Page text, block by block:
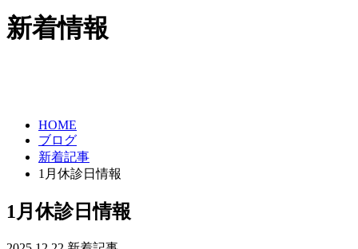
新着情報
HOME
ブログ
新着記事
1月休診日情報
1月休診日情報